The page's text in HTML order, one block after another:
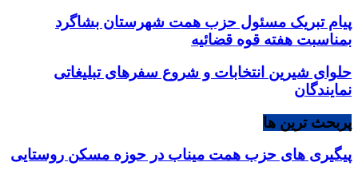
پیام تبریک مسئول حزب همت شهرستان بشاگرد
بمناسبت هفته قوه قضائیه
حلوای شیرین انتخابات و شروع سفرهای تبلیغاتی
نمایندگان
پربحث ترین ها
پیگیری های حزب همت میناب در حوزه مسکن روستایی